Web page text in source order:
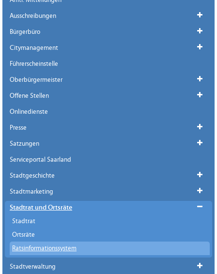
Ausschreibungen
Bürgerbüro
Citymanagement
Führerscheinstelle
Oberbürgermeister
Offene Stellen
Onlinedienste
Presse
Satzungen
Serviceportal Saarland
Stadtgeschichte
Stadtmarketing
Stadtrat und Ortsräte
Stadtrat
Ortsräte
Ratsinformationssystem
Stadtverwaltung